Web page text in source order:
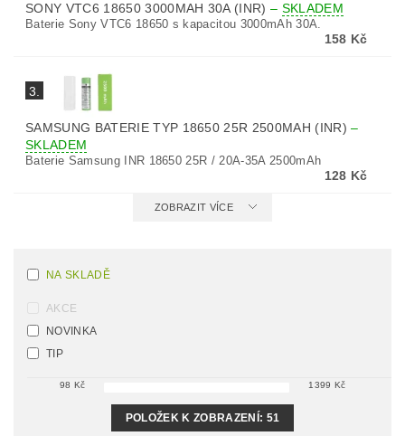
SONY VTC6 18650 3000MAH 30A (INR)– SKLADEM
Baterie Sony VTC6 18650 s kapacitou 3000mAh 30A.
158 Kč
3.
SAMSUNG BATERIE TYP 18650 25R 2500MAH (INR)–
SKLADEM
Baterie Samsung INR 18650 25R / 20A-35A 2500mAh
128 Kč
ZOBRAZIT VÍCE
NA SKLADĚ
AKCE
NOVINKA
TIP
98 Kč 1399 Kč
POLOŽEK K ZOBRAZENÍ: 51